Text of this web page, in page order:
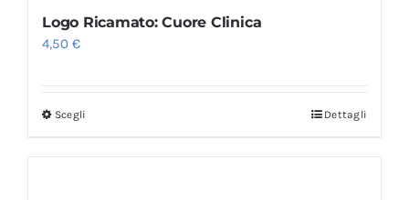
Logo Ricamato: Cuore Clinica
4,50€
Scegli Dettagli